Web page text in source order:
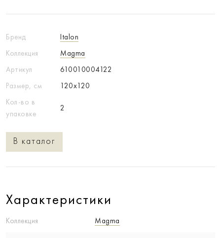
Бренд
Italon
Коллекция
Magma
Артикул
610010004122
Размер, см
120x120
Кол-во в
упаковке
2
В каталог
Характеристики
Коллекция Magma